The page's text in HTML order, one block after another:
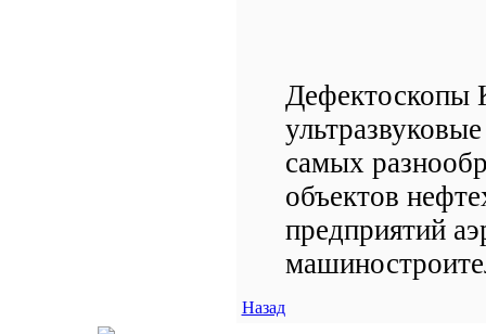
Дефектоскопы
самых
объектов
предприятий
Назад